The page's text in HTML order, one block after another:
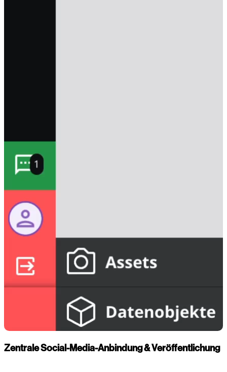
Zentrale Social-Media-Anbindung & Veröffentlichung